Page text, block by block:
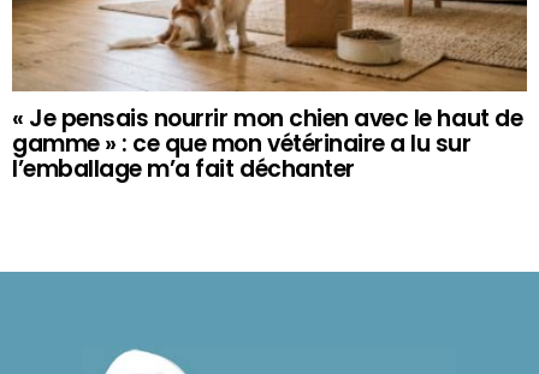
« Je pensais nourrir mon chien avec le haut de
gamme » : ce que mon vétérinaire a lu sur
l’emballage m’a fait déchanter